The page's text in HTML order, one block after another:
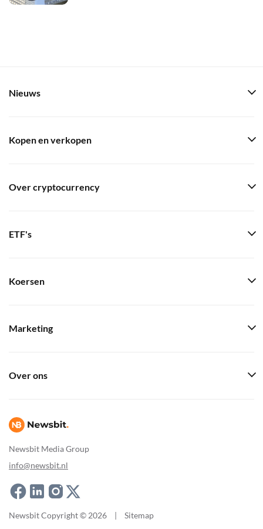
Newsbit Media Group
info@newsbit.nl
Nieuws
Kopen en verkopen
Over cryptocurrency
ETF's
Koersen
Marketing
Over ons
Newsbit Copyright © 2026 | Sitemap